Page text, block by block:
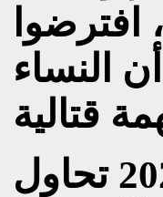
افترضوا
النساء
أمضت داريا معظم عام 2022 تحاول